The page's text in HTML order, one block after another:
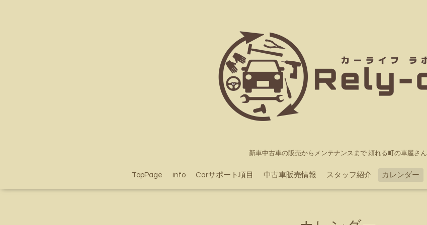
新車中古車の販売からメンテナンスまで 頼れる町の車屋さん
TopPage info Carサポート項目 中古車販売情報 スタッフ紹介 カレンダー